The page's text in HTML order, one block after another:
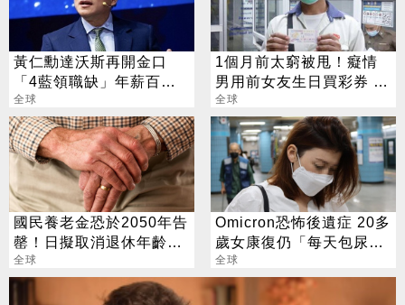
黃仁勳達沃斯再開金口
「4藍領職缺」年薪百萬
不是夢
全球
1個月前太窮被甩！癡情
男用前女友生日買彩券 爽
中500萬
全球
國民養老金恐於2050年告
罄！日擬取消退休年齡限
制
全球
Omicron恐怖後遺症 20多
歲女康復仍「每天包尿
布」
全球